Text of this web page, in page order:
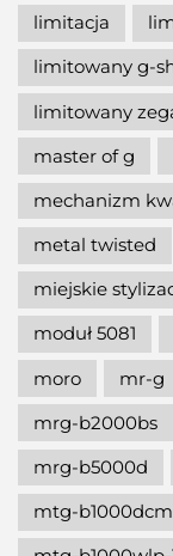
limitacja
limitowany g-
limitowany
master of g
mechanizm
metal twisted
miejskie
moduł 5081
moro
mr-g
mrg-b2000bs
mrg-b5000d
mtg-b1000dcm